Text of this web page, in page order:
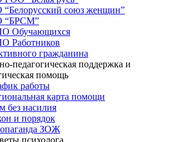
союз женщин”
“БРСМ”
Обучающихся
Работников
гражданина
педагогическая поддержка и
помощь
работы
карта помощи
без насилия
и порядок
ЗОЖ
психолога